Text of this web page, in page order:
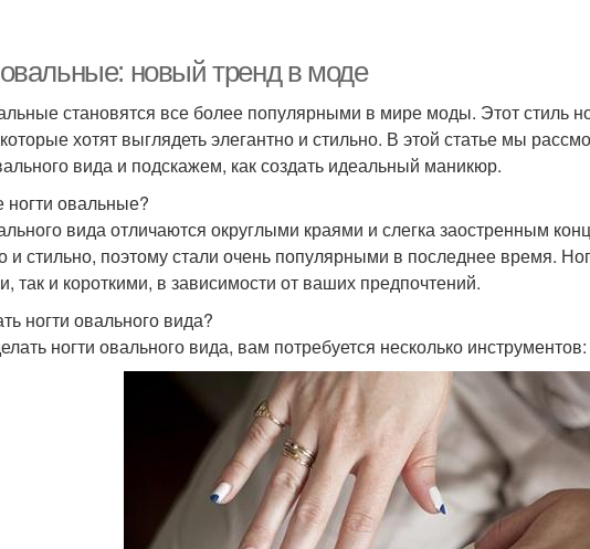
новый тренд в моде
становятся все более популярными в мире моды. Этот стиль
хотят выглядеть элегантно и стильно. В этой статье мы
вида и подскажем, как создать идеальный маникюр.
ногти овальные?
вида отличаются округлыми краями и слегка заостренным
и стильно, поэтому стали очень популярными в последнее время.
так и короткими, в зависимости от ваших предпочтений.
ногти овального вида?
ногти овального вида, вам потребуется несколько инструментов: